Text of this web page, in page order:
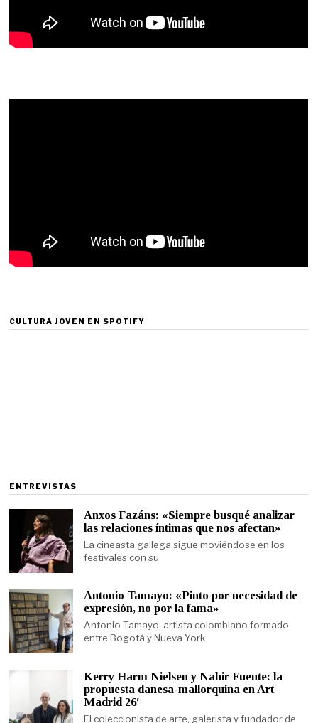
CULTURA JOVEN EN SPOTIFY
ENTREVISTAS
Anxos Fazáns: «Siempre busqué analizar
las relaciones íntimas que nos afectan»
La cineasta gallega sigue moviéndose en los
festivales con su
Antonio Tamayo: «Pinto por necesidad de
expresión, no por la fama»
Antonio Tamayo, artista colombiano formado
entre Bogotá y Nueva York
Kerry Harm Nielsen y Nahir Fuente: la
propuesta danesa-mallorquina en Art
Madrid 26′
El coleccionista de arte, galerista y fundador de